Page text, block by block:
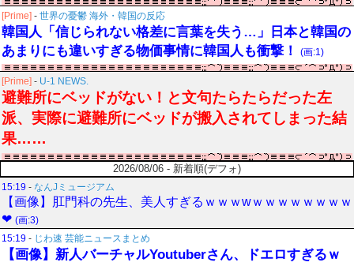
[Prime] - 世界の憂鬱 海外・韓国の反応
韓国人「信じられない格差に言葉を失う…」日本と韓国の
あまりにも違いすぎる物価事情に韓国人も衝撃！
(画:1)
[Prime] - U-1 NEWS.
避難所にベッドがない！と文句たらたらだった左
派、実際に避難所にベッドが搬入されてしまった結
果……
2026/08/06 - 新着順(デフォ)
15:19 - なんJミュージアム
【画像】肛門科の先生、美人すぎるｗｗｗwｗｗｗｗｗｗｗｗ
❤ (画:3)
15:19 - じわ速 芸能ニュースまとめ
【画像】新人バーチャルYoutuberさん、ドエロすぎるｗ